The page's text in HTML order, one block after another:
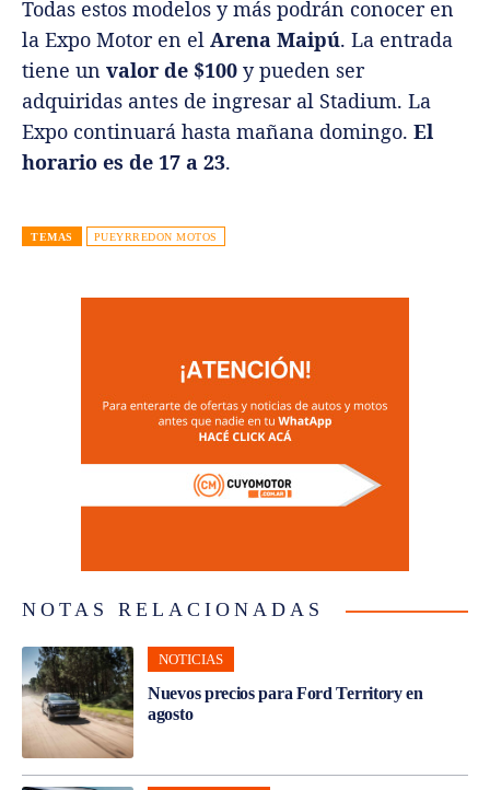
Todas estos modelos y más podrán conocer en
la Expo Motor en el Arena Maipú. La entrada
tiene un valor de $100 y pueden ser
adquiridas antes de ingresar al Stadium. La
Expo continuará hasta mañana domingo. El
horario es de 17 a 23.
TEMAS PUEYRREDON MOTOS
NOTAS RELACIONADAS
NOTICIAS
Nuevos precios para Ford Territory en
agosto